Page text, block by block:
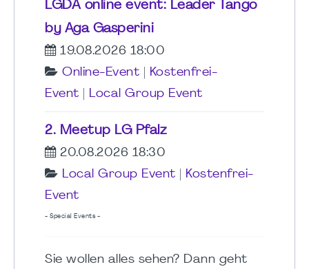
LGDA online event: Leader Tango
by Aga Gasperini
19.08.2026 18:00
Online-Event
Kostenfrei-
Event
Local Group Event
2. Meetup LG Pfalz
20.08.2026 18:30
Local Group Event
Kostenfrei-
Event
- Special Events -
Sie wollen alles sehen? Dann geht